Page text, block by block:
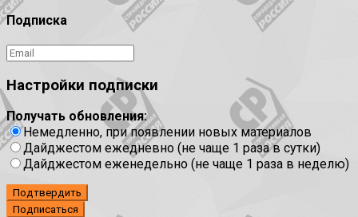
Подписка
Настройки подписки
Получать обновления:
Немедленно, при появлении новых материалов
Дайджестом ежедневно (не чаще 1 раза в сутки)
Дайджестом еженедельно (не чаще 1 раза в неделю)
Подтвердить